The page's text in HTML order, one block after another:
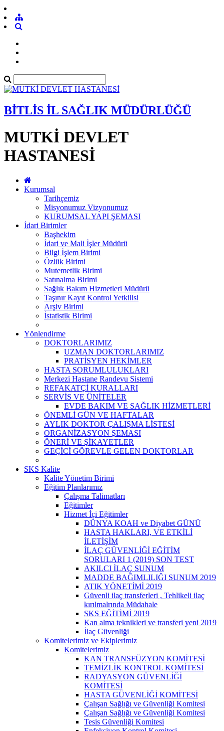
BİTLİS İL SAĞLIK MÜDÜRLÜĞÜ
MUTKİ DEVLET
HASTANESİ
Kurumsal
Tarihçemiz
Misyonumuz Vizyonumuz
KURUMSAL YAPI ŞEMASI
İdari Birimler
Başhekim
İdari ve Mali İşler Müdürü
Bilgi İşlem Birimi
Özlük Birimi
Mutemetlik Birimi
Satınalma Birimi
Sağlık Bakım Hizmetleri Müdürü
Taşınır Kayıt Kontrol Yetkilisi
Arşiv Birimi
İstatistik Birimi
Yönlendirme
DOKTORLARIMIZ
UZMAN DOKTORLARIMIZ
PRATİSYEN HEKİMLER
HASTA SORUMLULUKLARI
Merkezi Hastane Randevu Sistemi
REFAKATÇİ KURALLARI
SERVİS VE ÜNİTELER
EVDE BAKIM VE SAĞLIK HİZMETLERİ
ÖNEMLİ GÜN VE HAFTALAR
AYLIK DOKTOR ÇALIŞMA LİSTESİ
ORGANİZASYON ŞEMASI
ÖNERİ VE ŞİKAYETLER
GEÇİCİ GÖREVLE GELEN DOKTORLAR
SKS Kalite
Kalite Yönetim Birimi
Eğitim Planlarımız
Çalışma Talimatları
Eğitimler
Hizmet İçi Eğitimler
DÜNYA KOAH ve Diyabet GÜNÜ
HASTA HAKLARI, VE ETKİLİ
İLETİŞİM
İLAÇ GÜVENLİĞİ EĞİTİM
SORULARI 1 (2019) SON TEST
AKILCI İLAÇ SUNUM
MADDE BAĞIMLILIĞI SUNUM 2019
ATIK YÖNETİMİ 2019
Güvenli ilaç transferleri , Tehlikeli ilaç
kırılmalrında Müdahale
SKS EĞİTİMİ 2019
Kan alma teknikleri ve transferi yeni 2019
İlaç Güvenliği
Komitelerimiz ve Ekiplerimiz
Komitelerimiz
KAN TRANSFÜZYON KOMİTESİ
TEMİZLİK KONTROL KOMİTESİ
RADYASYON GÜVENLİĞİ
KOMİTESİ
HASTA GÜVENLİĞİ KOMİTESİ
Çalışan Sağlığı ve Güvenliği Komitesi
Çalışan Sağlığı ve Güvenliği Komitesi
Tesis Güvenliği Komitesi